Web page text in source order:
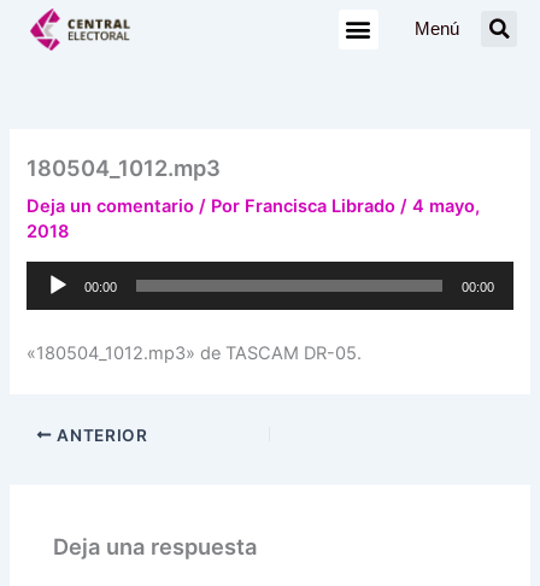
Menú
180504_1012.mp3
Deja un comentario / Por Francisca Librado/4 mayo,
2018
Reproductor
00:00 00:00
«180504_1012.mp3» de TASCAM DR-05.
ANTERIOR
Deja una respuesta